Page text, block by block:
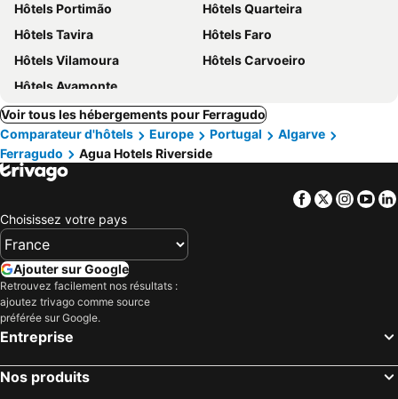
Hôtels Portimão
Hôtels Quarteira
Hôtels Tavira
Hôtels Faro
Hôtels Vilamoura
Hôtels Carvoeiro
Hôtels Ayamonte
Voir tous les hébergements pour Ferragudo
Comparateur d'hôtels
Europe Portugal
Algarve
Ferragudo
Agua Hotels Riverside
Facebook
Twitter
Choisissez votre pays
Ajouter sur Google
Retrouvez facilement nos résultats :
ajoutez trivago comme source
préférée sur Google.
Entreprise
Nos produits